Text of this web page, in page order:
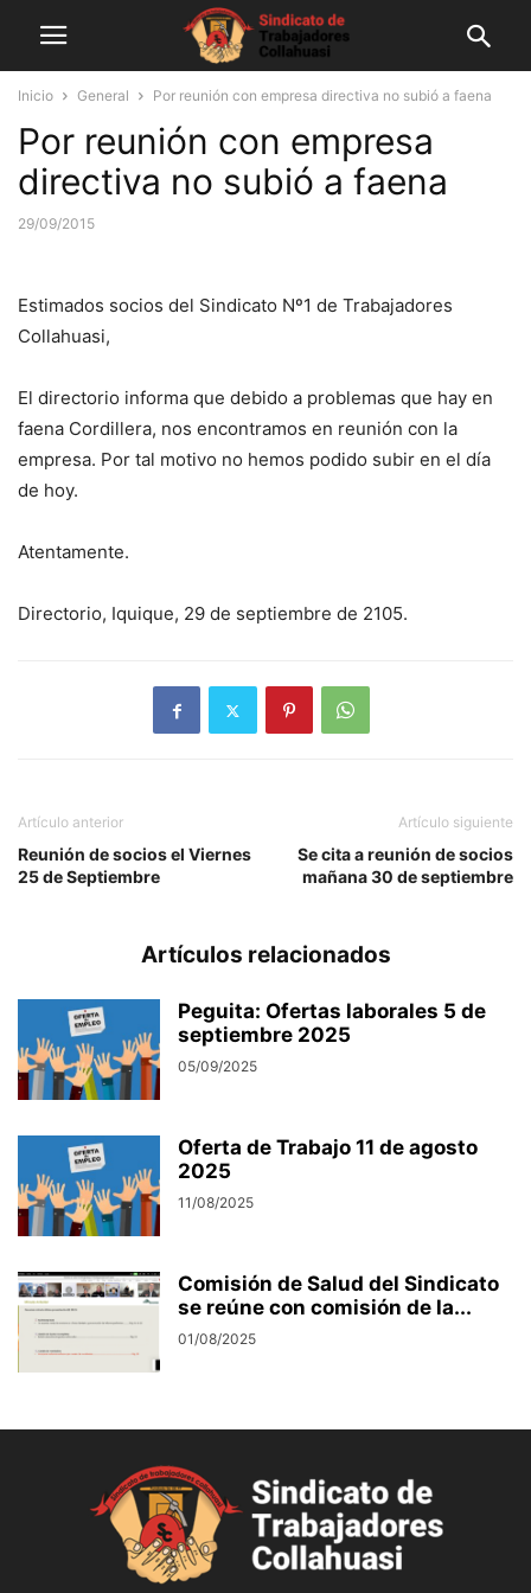
Inicio General Por reunión con empresa directiva no subió a faena
Por reunión con empresa
directiva no subió a faena
29/09/2015
Estimados socios del Sindicato Nº1 de Trabajadores
Collahuasi,
El directorio informa que debido a problemas que hay en
faena Cordillera, nos encontramos en reunión con la
empresa. Por tal motivo no hemos podido subir en el día
de hoy.
Atentamente.
Directorio, Iquique, 29 de septiembre de 2105.
Artículo anterior
Reunión de socios el Viernes
25 de Septiembre
Artículo siguiente
Se cita a reunión de socios
mañana 30 de septiembre
Artículos relacionados
Peguita: Ofertas laborales 5 de
septiembre 2025
05/09/2025
Oferta de Trabajo 11 de agosto
2025
11/08/2025
Comisión de Salud del Sindicato
se reúne con comisión de la...
01/08/2025